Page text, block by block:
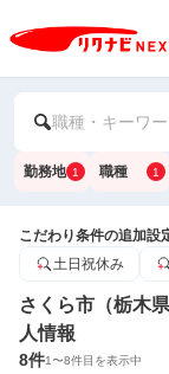
職種・キーワ
勤務地 1 職種 1
こだわり条件の追加設
土日祝休み
さくら市（栃木
人情報
8件1〜8件目を表示中